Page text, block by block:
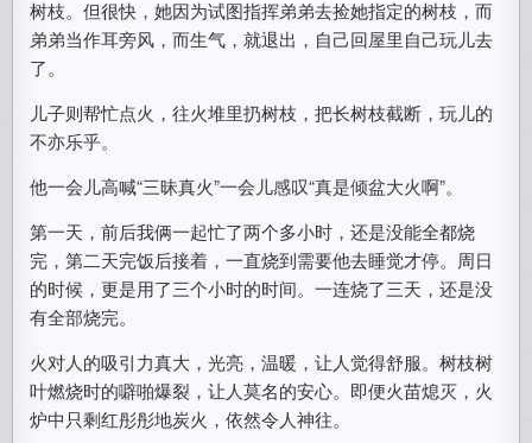
树枝。但很快，她因为试图指挥弟弟去捡她指定的树枝，而
弟弟当作耳旁风，而生气，就退出，自己回屋里自己玩儿去
了。
儿子则帮忙点火，往火堆里扔树枝，把长树枝截断，玩儿的
不亦乐乎。
他一会儿高喊“三昧真火”一会儿感叹“真是倾盆大火啊”。
第一天，前后我俩一起忙了两个多小时，还是没能全都烧
完，第二天完饭后接着，一直烧到需要他去睡觉才停。周日
的时候，更是用了三个小时的时间。一连烧了三天，还是没
有全部烧完。
火对人的吸引力真大，光亮，温暖，让人觉得舒服。树枝树
叶燃烧时的噼啪爆裂，让人莫名的安心。即便火苗熄灭，火
炉中只剩红彤彤地炭火，依然令人神往。